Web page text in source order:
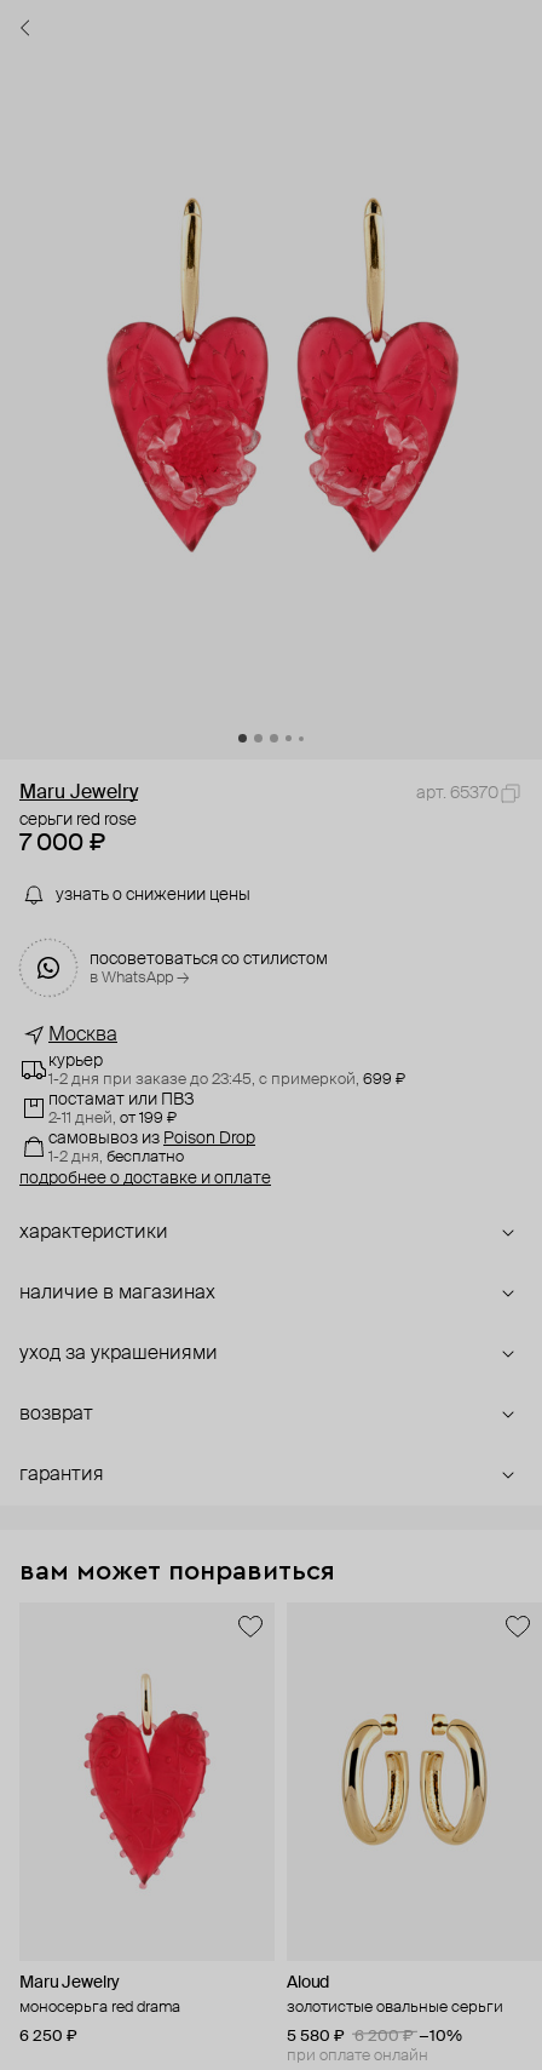
Maru Jewelry
арт. 65370
серьги red rose
7 000 ₽
узнать о снижении цены
посоветоваться со стилистом
в WhatsApp →
Москва
курьер
1-2 дня при заказе до 23:45, с примеркой, 699 ₽
постамат или ПВЗ
2-11 дней, от 199 ₽
самовывоз из Poison Drop
1-2 дня, бесплатно
подробнее о доставке и оплате
характеристики
наличие в магазинах
уход за украшениями
возврат
гарантия
вам может понравиться
Maru Jewelry
моносерьга red drama
6 250 ₽
Aloud
золотистые овальные серьги
5 580 ₽
6 200 ₽ −10%
при оплате онлайн